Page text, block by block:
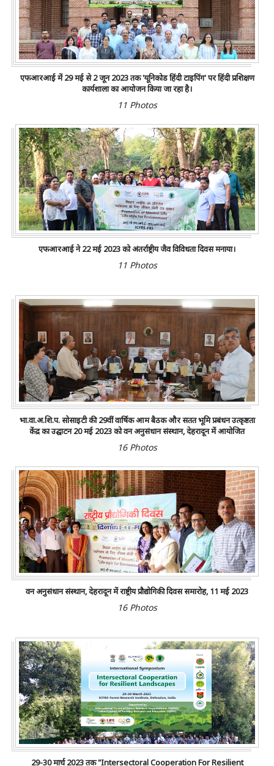
एफआरआई में 29 मई से 2 जून 2023 तक 'यूनिकोड हिंदी टाइपिंग' पर हिंदी प्रशिक्षण
कार्यशाला का आयोजन किया जा रहा है।
11 Photos
एफआरआई ने 22 मई 2023 को अंतर्राष्ट्रीय जैव विविधता दिवस मनाया।
11 Photos
भा.वा.अ.शि.प. सोसाइटी की 29वीं वार्षिक आम बैठक और सतत भूमि प्रबंधन उत्कृष्टता
केंद्र का उद्घाटन 20 मई 2023 को वन अनुसंधान संस्थान, देहरादून में आयोजित
16 Photos
वन अनुसंधान संस्थान, देहरादून में राष्ट्रीय प्रौद्योगिकी दिवस समारोह, 11 मई 2023
16 Photos
29-30 मार्च 2023 तक "Intersectoral Cooperation For Resilient